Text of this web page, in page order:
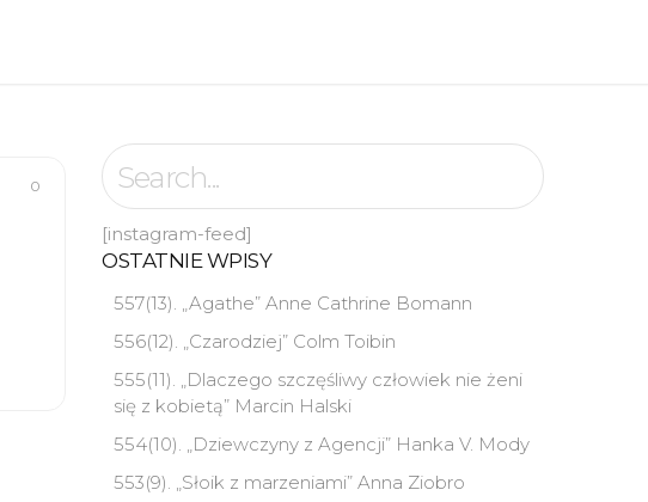
0
[instagram-feed]
OSTATNIE WPISY
557(13). „Agathe” Anne Cathrine Bomann
556(12). „Czarodziej” Colm Toibin
555(11). „Dlaczego szczęśliwy człowiek nie żeni
się z kobietą” Marcin Halski
554(10). „Dziewczyny z Agencji” Hanka V. Mody
553(9). „Słoik z marzeniami” Anna Ziobro